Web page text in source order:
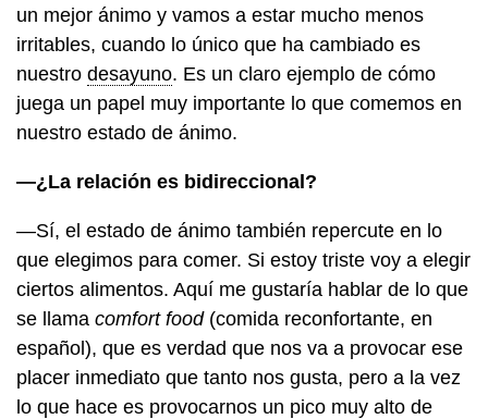
un mejor ánimo y vamos a estar mucho menos
irritables, cuando lo único que ha cambiado es
nuestro desayuno. Es un claro ejemplo de cómo
juega un papel muy importante lo que comemos en
nuestro estado de ánimo.
—¿La relación es bidireccional?
—Sí, el estado de ánimo también repercute en lo
que elegimos para comer. Si estoy triste voy a elegir
ciertos alimentos. Aquí me gustaría hablar de lo que
se llama comfort food(comida reconfortante, en
español), que es verdad que nos va a provocar ese
placer inmediato que tanto nos gusta, pero a la vez
lo que hace es provocarnos un pico muy alto de